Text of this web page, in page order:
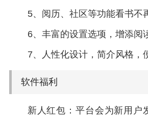
5、阅历、社区等功能看书不
6、丰富的设置选项，增添阅
7、人性化设计，简介风格，
软件福利
新人红包：平台会为新用户